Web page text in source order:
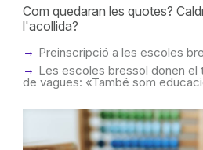
Com quedaran les quotes?
l'acollida?
Preinscripció a les escoles
Les escoles bressol donen el
de vagues: «També som